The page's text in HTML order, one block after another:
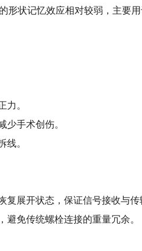
状记忆效应相对较弱，主要用
。
手术创伤。
。
展开状态，保证信号接收与传
免传统螺栓连接的重量冗余。